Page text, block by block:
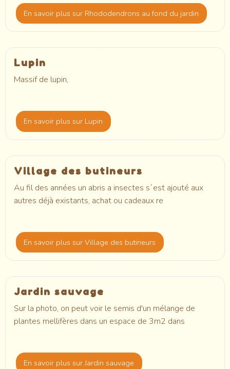
En savoir plussur Rhododendrons au fond du jardin
Lupin
Massif de lupin,
En savoir plussur Lupin
Village des butineurs
Au fil des années un abris a insectes s´est ajouté aux
autres déjà existants, achat ou cadeaux re
En savoir plussur Village des butineurs
Jardin sauvage
Sur la photo, on peut voir le semis d'un mélange de
plantes mellifères dans un espace de 3m2 dans
En savoir plussur Jardin sauvage